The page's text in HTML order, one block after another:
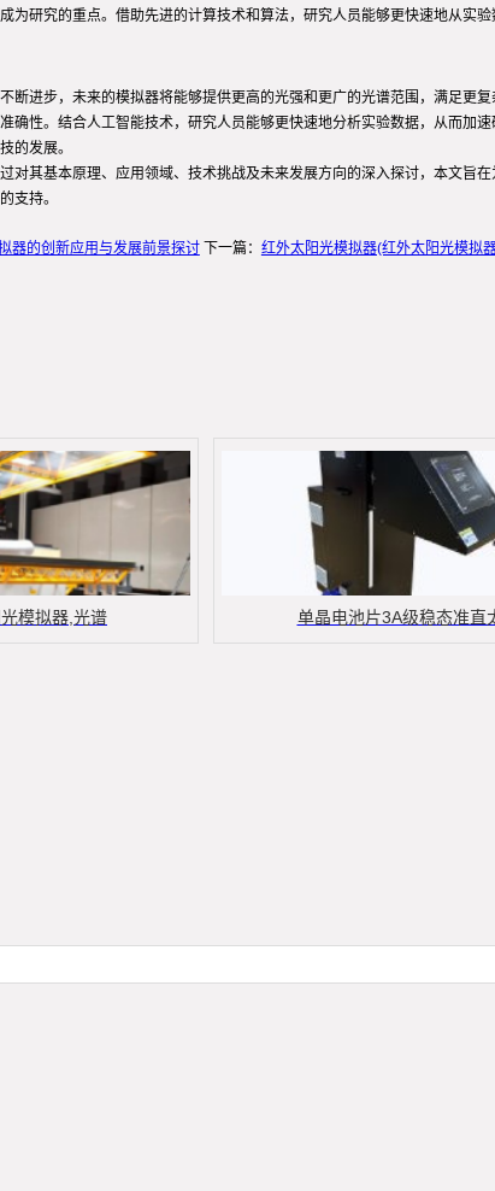
研究的重点。借助先进的计算技术和算法，研究人员能够更快速地从实验
进步，未来的模拟器将能够提供更高的光强和更广的光谱范围，满足更复
性。结合人工智能技术，研究人员能够更快速地分析实验数据，从而加速
的发展。
其基本原理、应用领域、技术挑战及未来发展方向的深入探讨，本文旨
支持。
器的创新应用与发展前景探讨下一篇： 红外太阳光模拟器(红外太阳光模拟
模拟器,光谱 单晶电池片3A级稳态准直